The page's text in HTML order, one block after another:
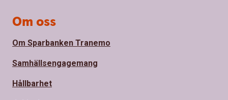
Om oss
Om Sparbanken Tranemo
Samhällsengagemang
Hållbarhet